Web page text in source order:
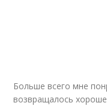
Больше всего мне
возвращалось